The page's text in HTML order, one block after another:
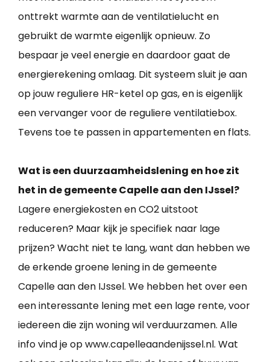
onttrekt warmte aan de ventilatielucht en
gebruikt de warmte eigenlijk opnieuw. Zo
bespaar je veel energie en daardoor gaat de
energierekening omlaag. Dit systeem sluit je aan
op jouw reguliere HR-ketel op gas, en is eigenlijk
een vervanger voor de reguliere ventilatiebox.
Tevens toe te passen in appartementen en flats.
Wat is een duurzaamheidslening en hoe zit
het in de gemeente Capelle aan den IJssel?
Lagere energiekosten en CO2 uitstoot
reduceren? Maar kijk je specifiek naar lage
prijzen? Wacht niet te lang, want dan hebben we
de erkende groene lening in de gemeente
Capelle aan den IJssel. We hebben het over een
een interessante lening met een lage rente, voor
iedereen die zijn woning wil verduurzamen. Alle
info vind je op www.capelleaandenijssel.nl. Wat